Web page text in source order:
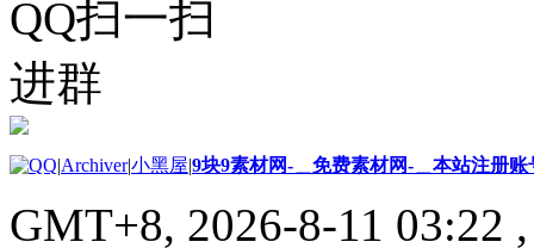
QQ扫一扫
进群
|Archiver|小黑屋|9块9素材网-＿免费素材网-＿本站注册账
GMT+8, 2026-8-11 03:22